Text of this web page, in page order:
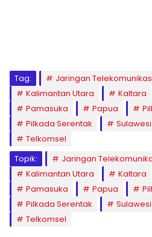
Tag: Jaringan
Kalimantan Utara
Kaltara
Pamasuka
Papua
Pilkada Serentak
Sulawesi
Telkomsel
Topik:
Jaringan
Kalimantan Utara
Kaltara
Pamasuka
Papua
Pilkada Serentak
Sulawesi
Telkomsel